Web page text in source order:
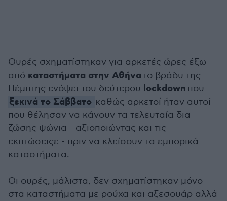
Ουρές σχηματίστηκαν για αρκετές ώρες έξω
από καταστήματα στην Αθήνατο βράδυ της
Πέμπτης ενόψει του δεύτερου lockdown που
ξεκινά το Σάββατο καθώς αρκετοί ήταν αυτοί
που θέλησαν να κάνουν τα τελευταία δια
ζώσης ψώνια - αξιοποιώντας και τις
εκπτώσειςε - πριν να κλείσουν τα εμπορικά
καταστήματα.
Οι ουρές, μάλιστα, δεν σχηματίστηκαν μόνο
στα καταστήματα με ρούχα και αξεσουάρ αλλά